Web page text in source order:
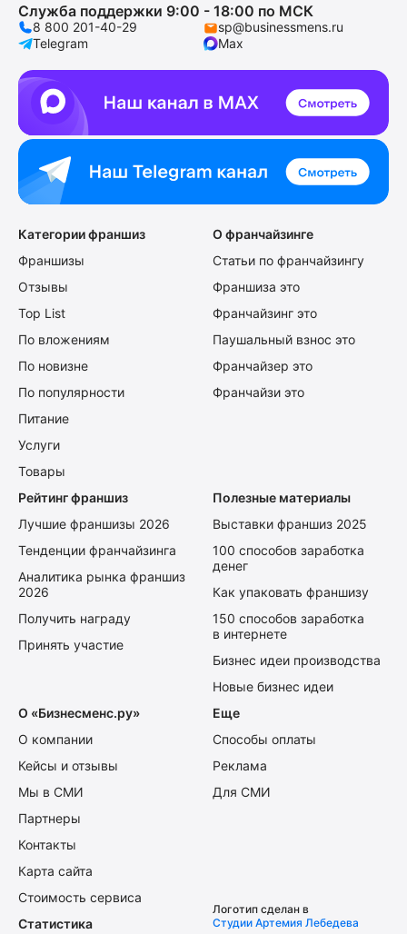
Служба поддержки 9:00 - 18:00 по МСК
8 800 201-40-29
sp@businessmens.ru
Telegram
Max
Категории франшиз
Франшизы
Отзывы
Top List
По вложениям
По новизне
По популярности
Питание
Услуги
Товары
О франчайзинге
Статьи по франчайзингу
Франшиза это
Франчайзинг это
Паушальный взнос это
Франчайзер это
Франчайзи это
Рейтинг франшиз
Лучшие франшизы 2026
Тенденции франчайзинга
Аналитика рынка франшиз
2026
Получить награду
Принять участие
Полезные материалы
Выставки франшиз 2025
100 способов заработка
денег
Как упаковать франшизу
150 способов заработка
в интернете
Бизнес идеи производства
Новые бизнес идеи
О «Бизнесменс.ру»
О компании
Кейсы и отзывы
Мы в СМИ
Партнеры
Контакты
Карта сайта
Стоимость сервиса
Еще
Способы оплаты
Реклама
Для СМИ
Статистика
Логотип сделан в
Студии Артемия Лебедева